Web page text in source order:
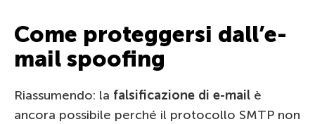
Come proteggersi dall’e-
mail spoofing
Riassumendo: la falsificazione di e-mail è
ancora possibile perché il protocollo SMTP non